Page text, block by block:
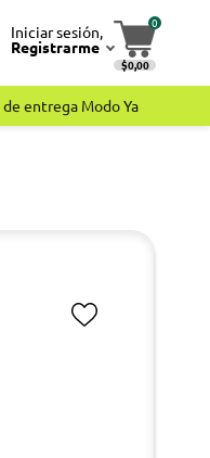
Iniciar sesión,
Registrarme
0
$0,00
de entrega Modo Ya